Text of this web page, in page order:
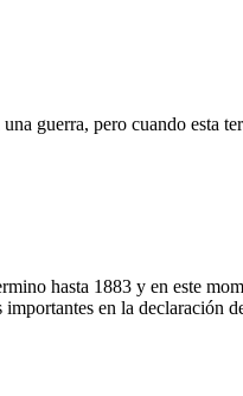
guerra, pero cuando esta
hasta 1883 y en este
en la declaración